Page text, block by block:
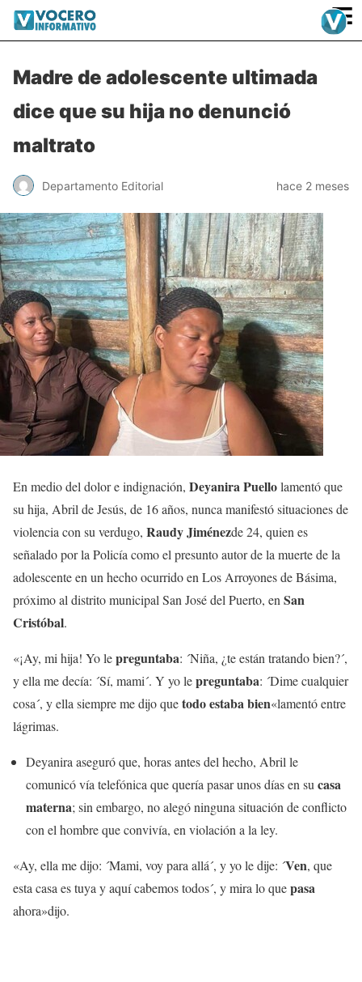
≡
Madre de adolescente ultimada
dice que su hija no denunció
maltrato
Departamento Editorial hace 2 meses
En medio del dolor e indignación, Deyanira Puellolamentó que
su hija, Abril de Jesús, de 16 años, nunca manifestó situaciones de
violencia con su verdugo, Raudy Jiménezde 24, quien es
señalado por la Policía como el presunto autor de la muerte de la
adolescente en un hecho ocurrido en Los Arroyones de Básima,
próximo al distrito municipal San José del Puerto, en San
Cristóbal.
«¡Ay, mi hija! Yo lepreguntaba: ´Niña, ¿te están tratando bien?´,
y ella me decía: ´Sí, mami´. Y yo lepreguntaba: ´Dime cualquier
cosa´, y ella siempre me dijo quetodo estaba bien«lamentó entre
lágrimas.
Deyanira aseguró que, horas antes del hecho, Abril le
comunicó vía telefónica que quería pasar unos días en su casa
materna; sin embargo, no alegó ninguna situación de conflicto
con el hombre que convivía, en violación a la ley.
«Ay, ella me dijo: ´Mami, voy para allá´, y yo le dije: ´Ven, que
esta casa es tuya y aquí cabemos todos´, y mira lo quepasa
ahora»dijo.